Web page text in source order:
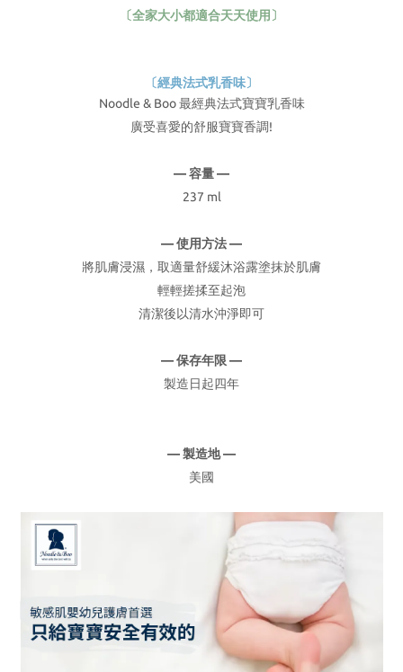
〔全家大小都適合天天使用〕
〔經典法式乳香味〕
Noodle & Boo 最經典法式寶寶乳香味
廣受喜愛的舒服寶寶香調!
— 容量 —
237 ml
— 使用方法 —
將肌膚浸濕，取適量舒緩沐浴露塗抹於肌膚
輕輕搓揉至起泡
清潔後以清水沖淨即可
— 保存年限 —
製造日起四年
— 製造地 —
美國